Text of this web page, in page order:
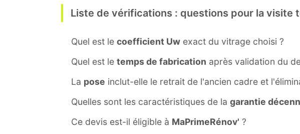
Liste de vérifications : questions pour la visite
Quel est le coefficient Uw exact du vitrage choisi ?
Quel est le temps de fabrication après validation du
La pose inclut-elle le retrait de l'ancien cadre et
Quelles sont les caractéristiques de la garantie
Ce devis est-il éligible à MaPrimeRénov' ?